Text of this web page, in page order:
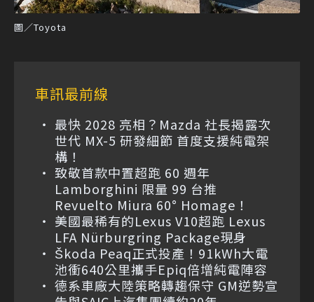
圖／Toyota
車訊最前線
最快 2028 亮相？Mazda 社長揭露次
世代 MX-5 研發細節 首度支援純電架
構！
致敬首款中置超跑 60 週年
Lamborghini 限量 99 台推
Revuelto Miura 60° Homage！
美國最稀有的Lexus V10超跑 Lexus
LFA Nürburgring Package現身
Škoda Peaq正式投產！91kWh大電
池衝640公里攜手Epiq倍增純電陣容
德系車廠大陸策略轉趨保守 GM逆勢宣